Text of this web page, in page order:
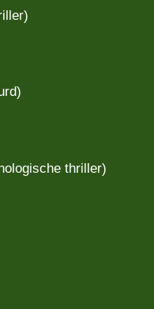
thriller)